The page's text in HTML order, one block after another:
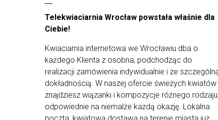
Telekwiaciarnia Wrocław powstała właśnie dla
Ciebie!
Kwiaciarnia internetowa we Wrocławiu dba o
każdego Klienta z osobna, podchodząc do
realizacji zamówienia indywidualnie i ze
dokładnością. W naszej ofercie świeżych kwiatów
znajdziesz wiązanki i kompozycje różnego rodzaju,
odpowiednie na niemalże każdą okazję. Lokalna